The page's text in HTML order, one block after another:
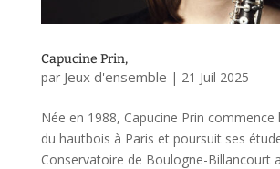
Capucine Prin,
par Jeux d'ensemble | 21 Juil 2025
Née en 1988, Capucine Prin commence
du hautbois à Paris et poursuit ses
Conservatoire de Boulogne-Billancourt